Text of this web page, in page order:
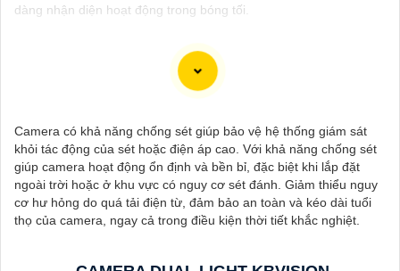
dàng nhận diện hoạt động trong bóng tối.
ngữ cảnh của một đại lý công nghệ:
🛃1: "Chào anh/chị! Bạn đang tìm kiếm Camera Kbvision với
chiết khấu hấp dẫn? Hãy đến với chúng tôi để nhận ưu đãi đặc
biệt và được tư vấn về giải pháp chính xác nhất cho nhu cầu an
ninh của bạn!"
️🏅️2:"Bạn muốn mua Camera Kbvision với giá ưu đãi và giải
Camera có khả năng chống sét giúp bảo vệ hệ thống giám sát
khỏi tác động của sét hoặc điện áp cao. Với khả năng chống sét
giúp camera hoạt động ổn định và bền bỉ, đặc biệt khi lắp đặt
ngoài trời hoặc ở khu vực có nguy cơ sét đánh. Giảm thiểu nguy
cơ hư hỏng do quá tải điện từ, đảm bảo an toàn và kéo dài tuổi
thọ của camera, ngay cả trong điều kiện thời tiết khắc nghiệt.